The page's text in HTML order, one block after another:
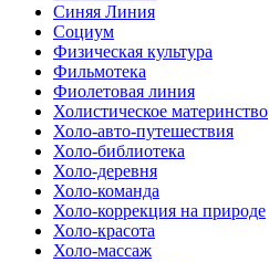
Синяя Линия
Социум
Физическая культура
Фильмотека
Фиолетовая линия
Холистическое материнство
Холо-авто-путешествия
Холо-библиотека
Холо-деревня
Холо-команда
Холо-коррекция на природе
Холо-красота
Холо-массаж